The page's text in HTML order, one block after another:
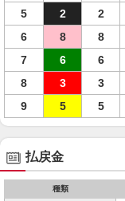
5
2 2
6
8 8
7
6 6
8
3 3
9
5 5
払戻金
種類